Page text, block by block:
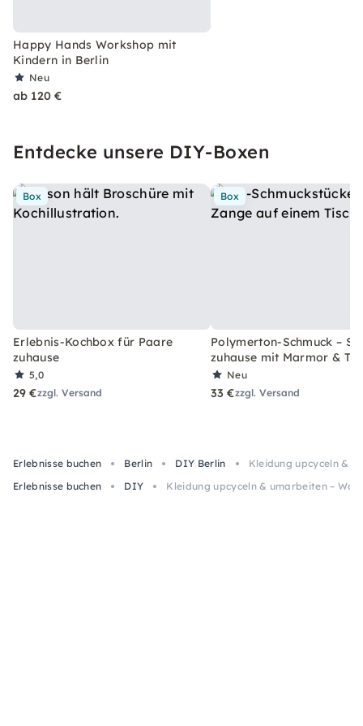
Happy Hands Workshop mit
Kindern in Berlin
Neu
ab 120 €
Entdecke unsere DIY-Boxen
Box
Erlebnis-Kochbox für Paare
zuhause
5,0
29 €zzgl. Versand
Box
Polymerton-Schmuck –
zuhause mit Marmor &
Neu
33 €zzgl. Versand
Erlebnisse buchen Berlin DIY Berlin
Kleidung upcyceln &
Erlebnisse buchen
DIY Kleidung upcyceln & umarbeiten –